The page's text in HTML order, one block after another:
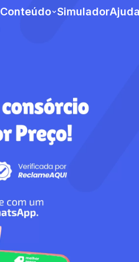
Conteúdo Simulador